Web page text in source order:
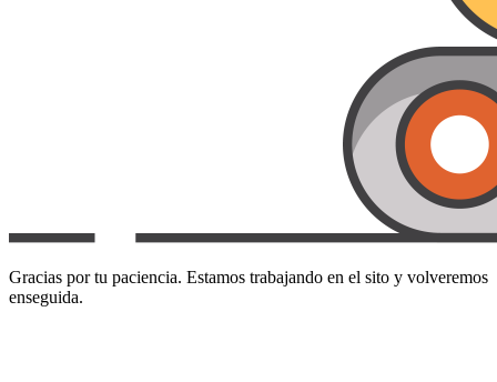
Gracias por tu paciencia. Estamos trabajando en el sito y volveremos
enseguida.